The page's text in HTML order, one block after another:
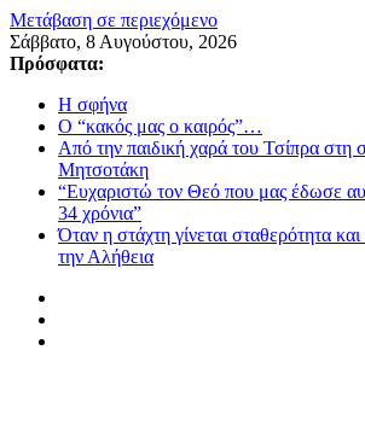
Μετάβαση σε περιεχόμενο
Σάββατο, 8 Αυγούστου, 2026
Πρόσφατα:
Η σφήνα
Ο “κακός μας ο καιρός”…
Από την παιδική χαρά του Τσίπρα στη
Μητσοτάκη
“Ευχαριστώ τον Θεό που μας έδωσε
34 χρόνια”
Όταν η στάχτη γίνεται σταθερότητα
την Αλήθεια